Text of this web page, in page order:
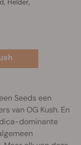
Helder,
Seeds een
van OG Kush. En
dominante